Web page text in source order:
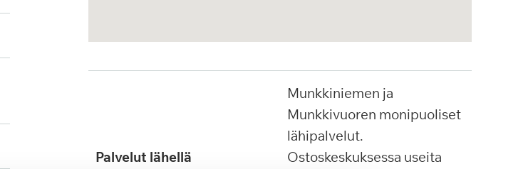
Palvelut lähellä
Munkkiniemen ja
Munkkivuoren monipuoliset
lähipalvelut.
Ostoskeskuksessa useita